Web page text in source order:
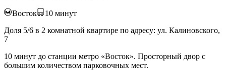
Восток 10 минут
Доля 5/6 в 2 комнатной квартире по адресу: ул. Калиновского,
7
10 минут до станции метро «Восток». Просторный двор с
большим количеством парковочных мест.